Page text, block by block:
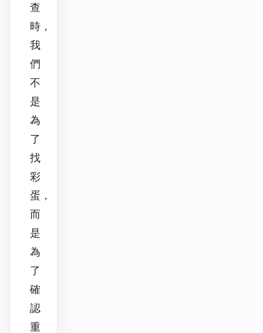
查
時，
我
們
不
是
為
了
找
彩
蛋，
而
是
為
了
確
認
重